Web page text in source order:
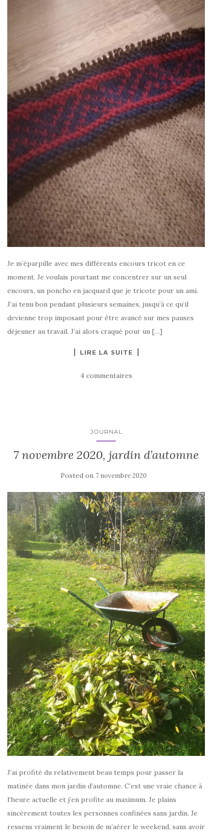
Je m’éparpille avec mes différents encours tricot en ce
moment. Je voulais pourtant me concentrer sur un seul
encours, un poncho en jacquard que je tricote pour un ami.
J’ai tenu bon pendant plusieurs semaines, jusqu’à ce qu’il
devienne trop imposant pour être avancé sur mes pauses
déjeuner au travail. J’ai alors craqué pour un […]
LIRE LA SUITE
4 commentaires
JOURNAL
7 novembre 2020, jardin d’automne
Posted on 7 novembre 2020
J’ai profité du relativement beau temps pour passer la
matinée dans mon jardin d’automne. C’est une vraie chance à
l’heure actuelle et j’en profite au maximum. Je plains
sincèrement toutes les personnes confinées sans jardin. Je
ressens vraiment le besoin de m’aérer le weekend, sans avoir